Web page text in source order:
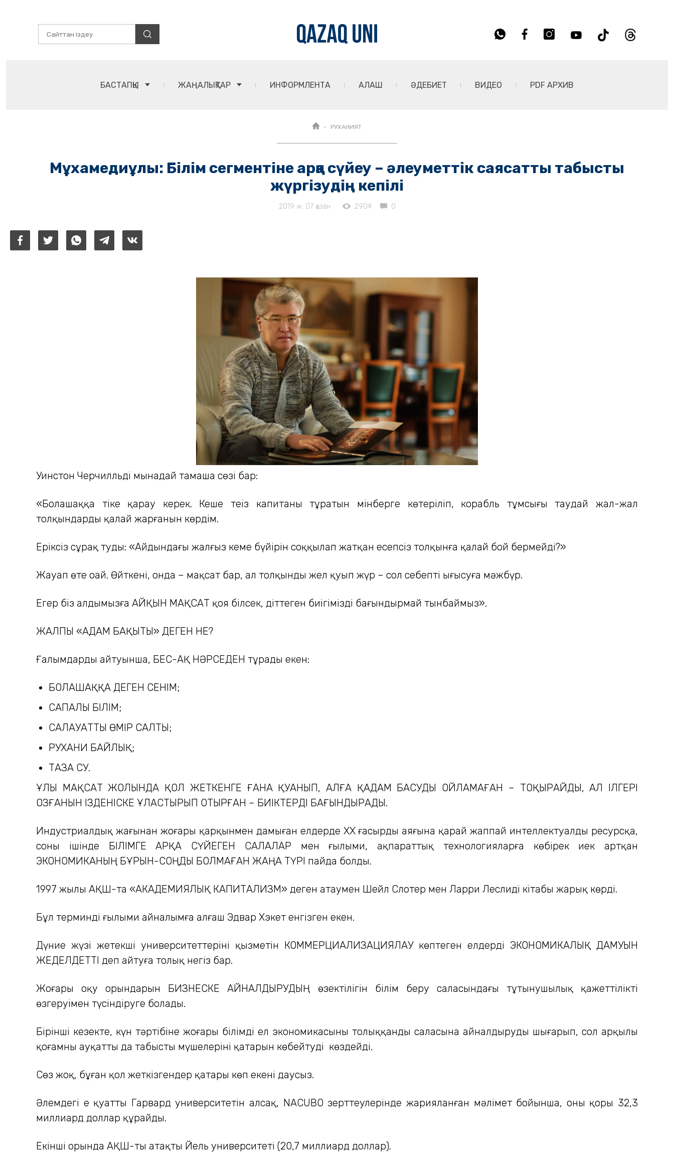
БАСТАПҚЫ ЖАҢАЛЫҚТАР ИНФОРМЛЕНТА АЛАШ ӘДЕБИЕТ ВИДЕО PDF АРХИВ
РУХАНИЯТ
Мұхамедиұлы: Білім сегментіне арқа сүйеу – әлеуметтік саясатты табысты
жүргізудің кепілі
2019 ж. 07 қазан 2904 0
Уинстон Черчилльдің мынадай тамаша сөзі бар:
«Болашаққа тіке қарау керек. Кеше теңіз капитаны тұратын мінберге көтеріліп, корабль тұмсығы таудай жал-жал
толқындарды қалай жарғанын көрдім.
Еріксіз сұрақ туды: «Айдындағы жалғыз кеме бүйірін соққылап жатқан есепсіз толқынға қалай бой бермейді?»
Жауап өте оңай. Өйткені, онда – мақсат бар, ал толқынды жел қуып жүр – сол себепті ығысуға мәжбүр.
Егер біз алдымызға АЙҚЫН МАҚСАТ қоя білсек, діттеген биігімізді бағындырмай тынбаймыз».
ЖАЛПЫ «АДАМ БАҚЫТЫ» ДЕГЕН НЕ?
Ғалымдардың айтуынша, БЕС-АҚ НӘРСЕДЕН тұрады екен:
БОЛАШАҚҚА ДЕГЕН СЕНІМ;
САПАЛЫ БІЛІМ;
САЛАУАТТЫ ӨМІР САЛТЫ;
РУХАНИ БАЙЛЫҚ;
ТАЗА СУ.
ҰЛЫ МАҚСАТ ЖОЛЫНДА ҚОЛ ЖЕТКЕНГЕ ҒАНА ҚУАНЫП, АЛҒА ҚАДАМ БАСУДЫ ОЙЛАМАҒАН – ТОҚЫРАЙДЫ, АЛ ІЛГЕРІ
ОЗҒАНЫН ІЗДЕНІСКЕ ҰЛАСТЫРЫП ОТЫРҒАН – БИІКТЕРДІ БАҒЫНДЫРАДЫ.
Индустриалдық жағынан жоғары қарқынмен дамыған елдерде ХХ ғасырдың аяғына қарай жаппай интеллектуалды ресурсқа,
соның ішінде БІЛІМГЕ АРҚА СҮЙЕГЕН САЛАЛАР мен ғылыми, ақпараттық технологияларға көбірек иек артқан
ЭКОНОМИКАНЫҢ БҰРЫН-СОҢДЫ БОЛМАҒАН ЖАҢА ТҮРІ пайда болды.
1997 жылы АҚШ-та «АКАДЕМИЯЛЫҚ КАПИТАЛИЗМ» деген атаумен Шейл Слотер мен Ларри Леслидің кітабы жарық көрді.
Бұл терминді ғылыми айналымға алғаш Эдвар Хэкет енгізген екен.
Дүние жүзі жетекші университеттерінің қызметін КОММЕРЦИАЛИЗАЦИЯЛАУ көптеген елдердің ЭКОНОМИКАЛЫҚ ДАМУЫН
ЖЕДЕЛДЕТТІ деп айтуға толық негіз бар.
Жоғары оқу орындарын БИЗНЕСКЕ АЙНАЛДЫРУДЫҢ өзектілігін білім беру саласындағы тұтынушылық қажеттіліктің
өзгеруімен түсіндіруге болады.
Бірінші кезекте, күн тәртібіне жоғары білімді ел экономикасының толыққанды саласына айналдыруды шығарып, сол арқылы
қоғамның ауқатты да табысты мүшелерінің қатарын көбейтуді көздейді.
Сөз жоқ, бұған қол жеткізгендер қатары көп екені даусыз.
Әлемдегі ең қуатты Гарвард университетін алсақ, NACUBO зерттеулерінде жарияланған мәлімет бойынша, оның қоры 32,3
миллиард доллар құрайды.
Екінші орында АҚШ-тың атақты Йель университеті (20,7 миллиард доллар).